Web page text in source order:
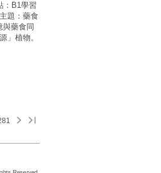
：B1學習
題：藥食
藥食同
」植物。